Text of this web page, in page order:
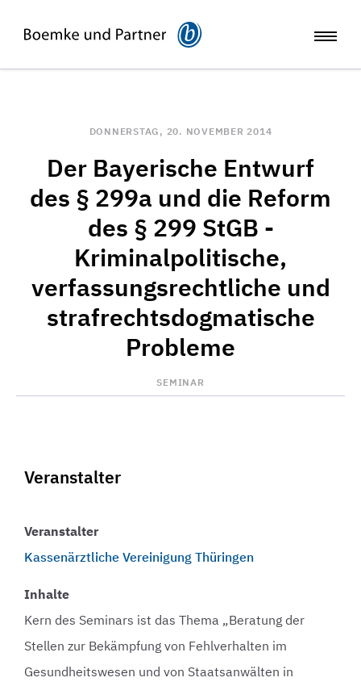
DONNERSTAG, 20. NOVEMBER 2014
Der Bayerische Entwurf
des § 299a und die Reform
des § 299 StGB -
Kriminalpolitische,
verfassungsrechtliche und
strafrechtsdogmatische
Probleme
SEMINAR
Veranstalter
Veranstalter
Kassenärztliche Vereinigung Thüringen
Inhalte
Kern des Seminars ist das Thema „Beratung der
Stellen zur Bekämpfung von Fehlverhalten im
Gesundheitswesen und von Staatsanwälten in